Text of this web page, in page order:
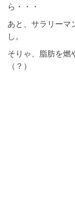
ら・・・
あと、サラリーマ
し。
そりゃ、脂肪を燃
（？）